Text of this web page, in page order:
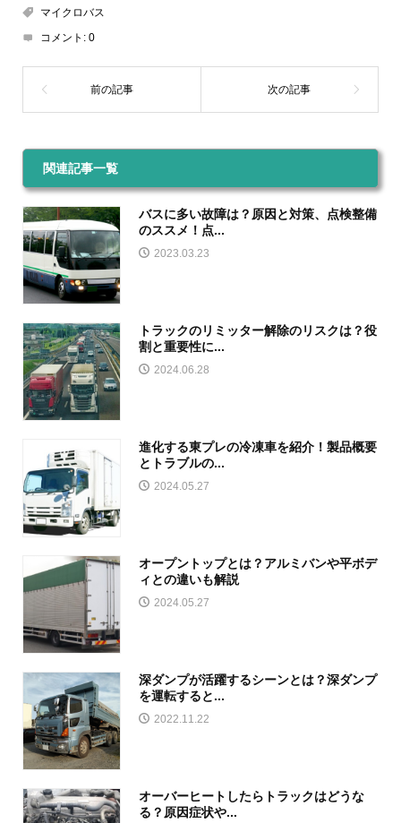
マイクロバス
コメント: 0
関連記事一覧
バスに多い故障は？原因と対策、点検整備
のススメ！点...
2023.03.23
トラックのリミッター解除のリスクは？役
割と重要性に...
2024.06.28
進化する東プレの冷凍車を紹介！製品概要
とトラブルの...
2024.05.27
オープントップとは？アルミバンや平ボデ
ィとの違いも解説
2024.05.27
深ダンプが活躍するシーンとは？深ダンプ
を運転すると...
2022.11.22
オーバーヒートしたらトラックはどうな
る？原因症状や...